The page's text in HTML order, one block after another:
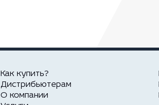
Как купить?
Дистрибьютерам
О компании